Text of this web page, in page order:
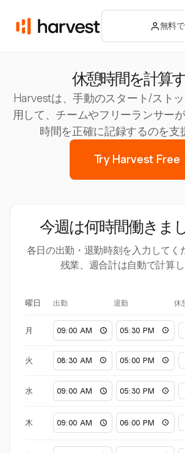
無料
休憩時間を計算
Harvestは、手動のスタート/スト
用して、チームやフリーランサー
時間を正確に記録するのを支
Try Harvest Free
今週は何時間働きま
各日の出勤・退勤時刻を入力してく
残業、週合計は自動で計算し
曜日 出勤 退勤 休
月
火
水
木